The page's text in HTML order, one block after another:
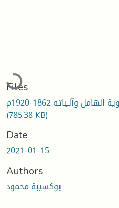
Loading...
Files
(785.38 KB)
Date
2021-01-15
Authors
بوكسيبة محمود